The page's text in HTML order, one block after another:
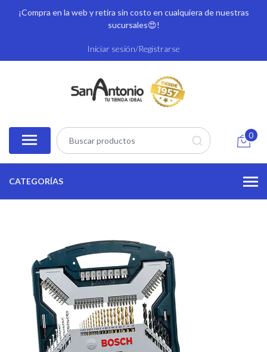
¡Compra en la web y retira sin costo en cualquiera de nuestras
sucursales😍!
Iniciar sesión/Registrarse
0
CATEGORÍAS